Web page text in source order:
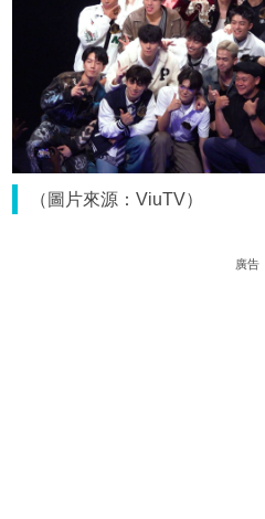
（圖片來源：ViuTV）
廣告